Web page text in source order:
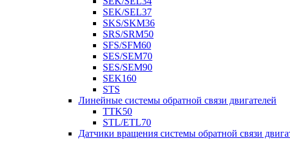
SEK/SEL37
SKS/SKM36
SRS/SRM50
SFS/SFM60
SES/SEM70
SES/SEM90
SEK160
STS
Линейные системы обратной связи двигателей
TTK50
STL/ETL70
Датчики вращения системы обратной связи